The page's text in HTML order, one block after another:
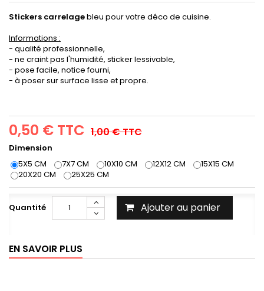
Stickers carrelagebleu pour votre déco de cuisine.
Informations :
- qualité professionnelle,
- ne craint pas l'humidité, sticker lessivable,
- pose facile, notice fourni,
- à poser sur surface lisse et propre.
0,50 € TTC 1,00 €TTC
Dimension
5X5 CM
7X7 CM 10X10 CM 12X12 CM
15X15 CM
20X20 CM
25X25 CM
Quantité Ajouter au panier
EN SAVOIR PLUS